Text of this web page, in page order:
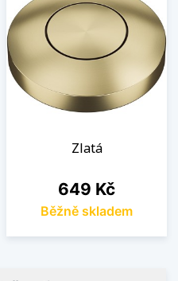
Zlatá
Cena
649 Kč
Běžně skladem